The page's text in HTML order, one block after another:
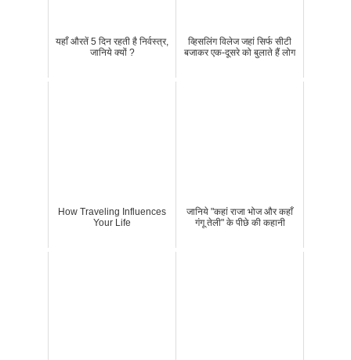
यहाँ औरतें 5 दिन रहती है निर्वस्त्र,
जानिये क्यों ?
व्हिसलिंग विलेज जहां सिर्फ सीटी
बजाकर एक-दूसरे को बुलाते हैं लोग
How Traveling Influences
Your Life
जानिये "कहां राजा भोज और कहाँ
गंगू तेली" के पीछे की कहानी